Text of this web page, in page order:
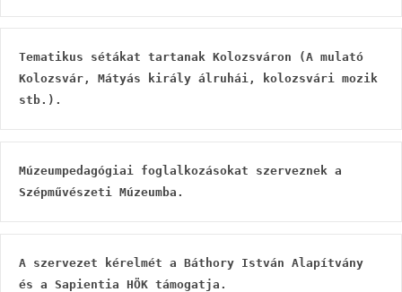
Tematikus sétákat tartanak Kolozsváron (A mulató
Kolozsvár, Mátyás király álruhái, kolozsvári mozik
stb.).
Múzeumpedagógiai foglalkozásokat szerveznek a
Szépművészeti Múzeumba.
A szervezet kérelmét a Báthory István Alapítvány
és a Sapientia HÖK támogatja.